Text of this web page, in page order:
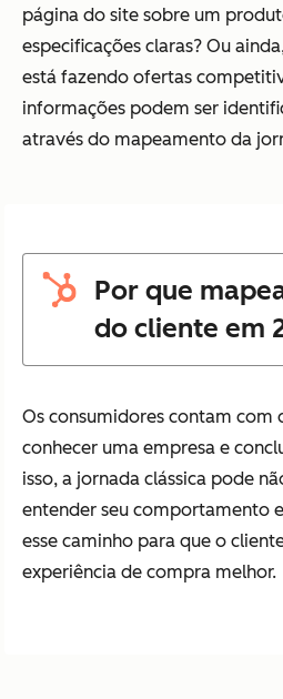
página do site sobre um
especificações claras? Ou
está fazendo ofertas
informações podem ser
através do mapeamento da
Por que
do cliente em
Os consumidores contam com
conhecer uma empresa e
isso, a jornada clássica pode
entender seu comportamento
esse caminho para que o
experiência de compra melhor.